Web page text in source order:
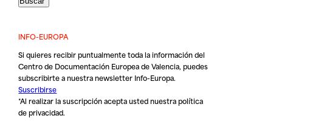
INFO-EUROPA
Si quieres recibir puntualmente toda la información del
Centro de Documentación Europea de Valencia, puedes
subscribirte a nuestra newsletter Info-Europa.
Suscribirse
*Al realizar la suscripción acepta usted nuestrapolítica
de privacidad.